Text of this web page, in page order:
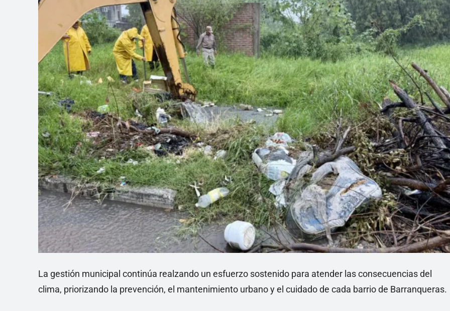
La gestión municipal continúa realzando un esfuerzo sostenido para atender las consecuencias del
clima, priorizando la prevención, el mantenimiento urbano y el cuidado de cada barrio de Barranqueras.